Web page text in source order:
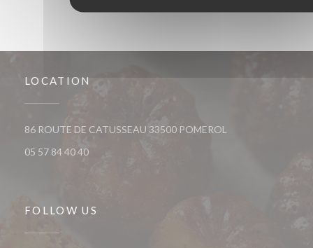
LOCATION
86 ROUTE DE CATUSSEAU 33500 POMEROL
05 57 84 40 40
FOLLOW US